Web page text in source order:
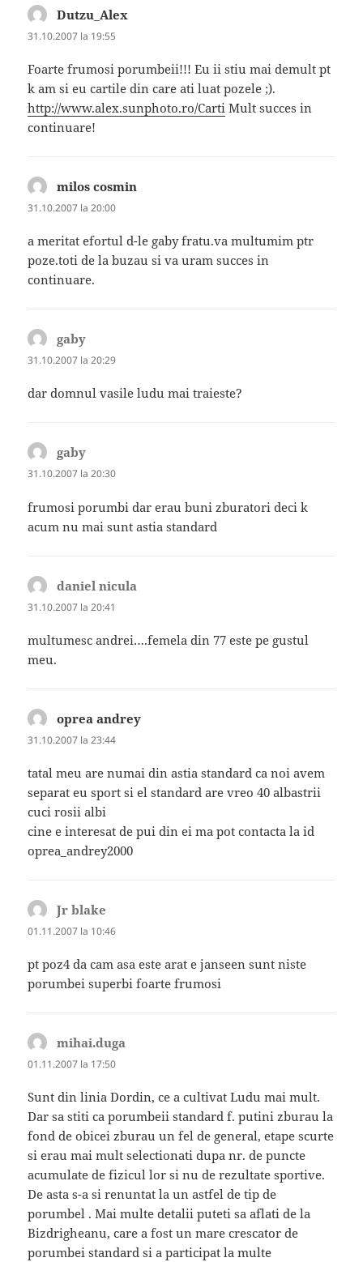
Dutzu_Alex
31.10.2007 la 19:55
Foarte frumosi porumbeii!!! Eu ii stiu mai demult pt
k am si eu cartile din care ati luat pozele ;).
http://www.alex.sunphoto.ro/Carti Mult succes in
continuare!
milos cosmin
31.10.2007 la 20:00
a meritat efortul d-le gaby fratu.va multumim ptr
poze.toti de la buzau si va uram succes in
continuare.
gaby
31.10.2007 la 20:29
dar domnul vasile ludu mai traieste?
gaby
31.10.2007 la 20:30
frumosi porumbi dar erau buni zburatori deci k
acum nu mai sunt astia standard
daniel nicula
31.10.2007 la 20:41
multumesc andrei….femela din 77 este pe gustul
meu.
oprea andrey
31.10.2007 la 23:44
tatal meu are numai din astia standard ca noi avem
separat eu sport si el standard are vreo 40 albastrii
cuci rosii albi
cine e interesat de pui din ei ma pot contacta la id
oprea_andrey2000
Jr blake
01.11.2007 la 10:46
pt poz4 da cam asa este arat e janseen sunt niste
porumbei superbi foarte frumosi
mihai.duga
01.11.2007 la 17:50
Sunt din linia Dordin, ce a cultivat Ludu mai mult.
Dar sa stiti ca porumbeii standard f. putini zburau la
fond de obicei zburau un fel de general, etape scurte
si erau mai mult selectionati dupa nr. de puncte
acumulate de fizicul lor si nu de rezultate sportive.
De asta s-a si renuntat la un astfel de tip de
porumbel . Mai multe detalii puteti sa aflati de la
Bizdrigheanu, care a fost un mare crescator de
porumbei standard si a participat la multe